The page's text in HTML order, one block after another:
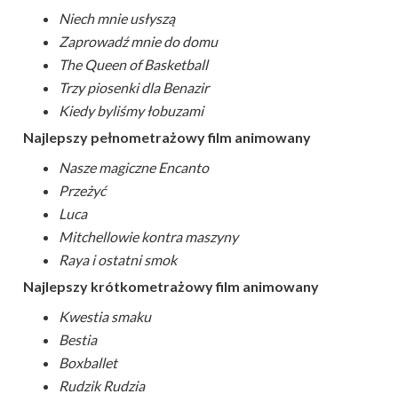
Niech mnie usłyszą
Zaprowadź mnie do domu
The Queen of Basketball
Trzy piosenki dla Benazir
Kiedy byliśmy łobuzami
Najlepszy pełnometrażowy film animowany
Nasze magiczne Encanto
Przeżyć
Luca
Mitchellowie kontra maszyny
Raya i ostatni smok
Najlepszy krótkometrażowy film animowany
Kwestia smaku
Bestia
Boxballet
Rudzik Rudzia